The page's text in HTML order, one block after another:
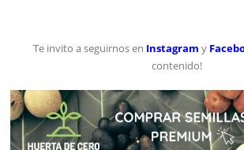
Te invito a seguirnos en Instagram y
contenido!